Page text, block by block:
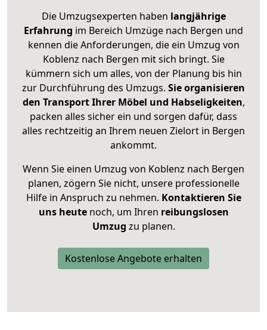
Die Umzugsexperten haben langjährige
Erfahrung im Bereich Umzüge nach Bergen und
kennen die Anforderungen, die ein Umzug von
Koblenz nach Bergen mit sich bringt. Sie
kümmern sich um alles, von der Planung bis hin
zur Durchführung des Umzugs. Sie organisieren
den Transport Ihrer Möbel und Habseligkeiten,
packen alles sicher ein und sorgen dafür, dass
alles rechtzeitig an Ihrem neuen Zielort in Bergen
ankommt.
Wenn Sie einen Umzug von Koblenz nach Bergen
planen, zögern Sie nicht, unsere professionelle
Hilfe in Anspruch zu nehmen. Kontaktieren Sie
uns heutenoch, um Ihren reibungslosen
Umzug zu planen.
Kostenlose Angebote erhalten